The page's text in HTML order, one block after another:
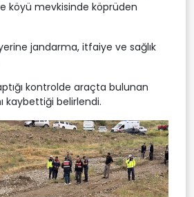
köyü mevkisinde köprüden
jandarma, itfaiye ve sağlık
kontrolde araçta bulunan
kaybettiği belirlendi.